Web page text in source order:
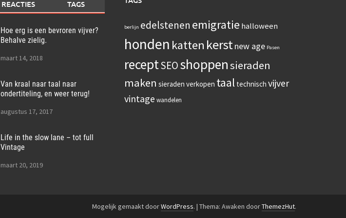
REACTIES TAGS
Hoe erg is een bevroren vijver?
Behalve zielig.
maart 14, 2018
Van kraal naar taal naar
ondertiteling, en weer terug!
augustus 17, 2017
Life in the slow lane – tot full
Vintage
maart 20, 2019
berlijn edelstenen emigratie halloween
honden katten kerstnew age Pasen
receptSEOshoppensieraden
maken sieraden verkopen taal technisch vijver
vintage wandelen
Mogelijk gemaakt doorWordPress. | Thema: Awaken doorThemezHut.